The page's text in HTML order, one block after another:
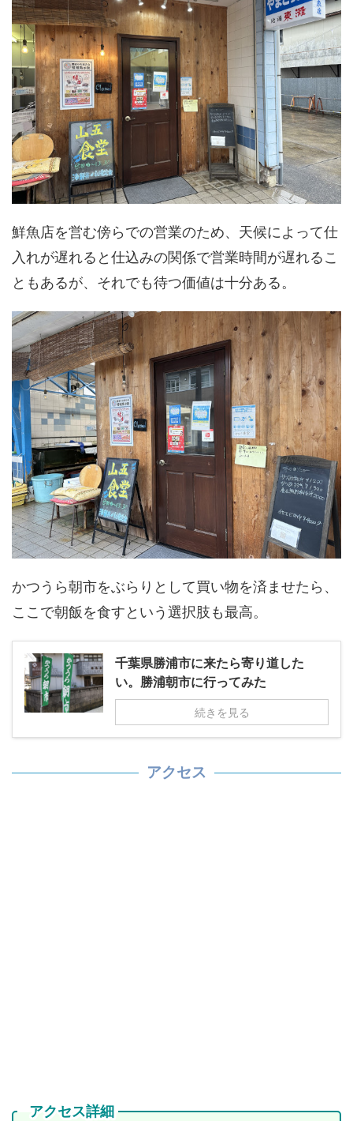
鮮魚店を営む傍らでの営業のため、天候によって仕
入れが遅れると仕込みの関係で営業時間が遅れるこ
ともあるが、それでも待つ価値は十分ある。
かつうら朝市をぶらりとして買い物を済ませたら、
ここで朝飯を食すという選択肢も最高。
千葉県勝浦市に来たら寄り道した
い。勝浦朝市に行ってみた
続きを見る
アクセス
アクセス詳細